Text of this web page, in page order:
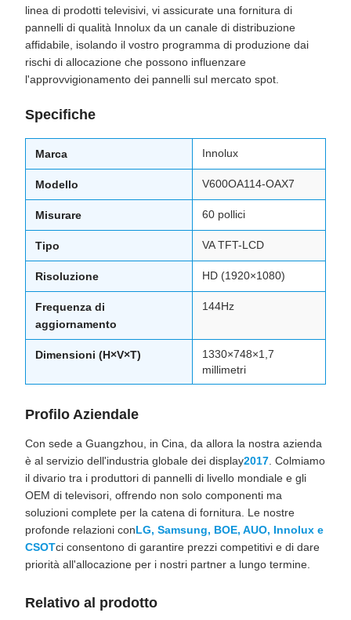
linea di prodotti televisivi, vi assicurate una fornitura di
pannelli di qualità Innolux da un canale di distribuzione
affidabile, isolando il vostro programma di produzione dai
rischi di allocazione che possono influenzare
l'approvvigionamento dei pannelli sul mercato spot.
Specifiche
Marca Innolux
Modello V600OA114-OAX7
Misurare 60 pollici
Tipo VA TFT-LCD
Risoluzione HD (1920×1080)
Frequenza di
aggiornamento
144Hz
Dimensioni (H×V×T)
1330×748×1,7
millimetri
Profilo Aziendale
Con sede a Guangzhou, in Cina, da allora la nostra azienda
è al servizio dell'industria globale dei display2017 . Colmiamo
il divario tra i produttori di pannelli di livello mondiale e gli
OEM di televisori, offrendo non solo componenti ma
soluzioni complete per la catena di fornitura. Le nostre
profonde relazioni conLG, Samsung, BOE, AUO, Innolux e
CSOTci consentono di garantire prezzi competitivi e di dare
priorità all'allocazione per i nostri partner a lungo termine.
Relativo al prodotto